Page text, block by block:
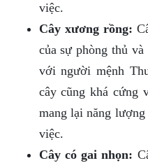
việc.
Cây xương rồng:
của sự phòng thủ
với người mệnh
cây cũng khá cứng
mang lại năng
việc.
Cây có gai nhọn: